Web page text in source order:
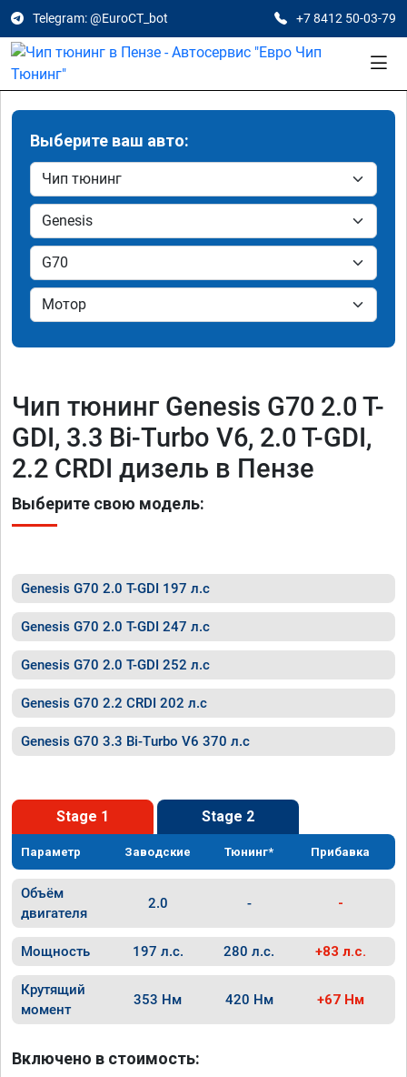
Telegram: @EuroCT_bot +7 8412 50-03-79
Выберите ваш авто:
Чип тюнинг Genesis G70 2.0 T-
GDI, 3.3 Bi-Turbo V6, 2.0 T-GDI,
2.2 CRDI дизель в Пензе
Выберите свою модель:
Genesis G70 2.0 T-GDI 197 л.с
Genesis G70 2.0 T-GDI 247 л.с
Genesis G70 2.0 T-GDI 252 л.с
Genesis G70 2.2 CRDI 202 л.с
Genesis G70 3.3 Bi-Turbo V6 370 л.с
Stage 1 Stage 2
Параметр Заводские Тюнинг* Прибавка
Объём
двигателя
2.0 - -
Мощность 197 л.с. 280 л.с. +83 л.с.
Крутящий
момент
353 Нм 420 Нм +67 Нм
Включено в стоимость: